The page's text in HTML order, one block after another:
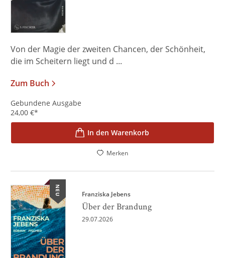
Von der Magie der zweiten Chancen, der Schönheit,
die im Scheitern liegt und d ...
Zum Buch
Gebundene Ausgabe
24,00 €*
In den Warenkorb
Merken
NEU Franziska Jebens
Über der Brandung
29.07.2026